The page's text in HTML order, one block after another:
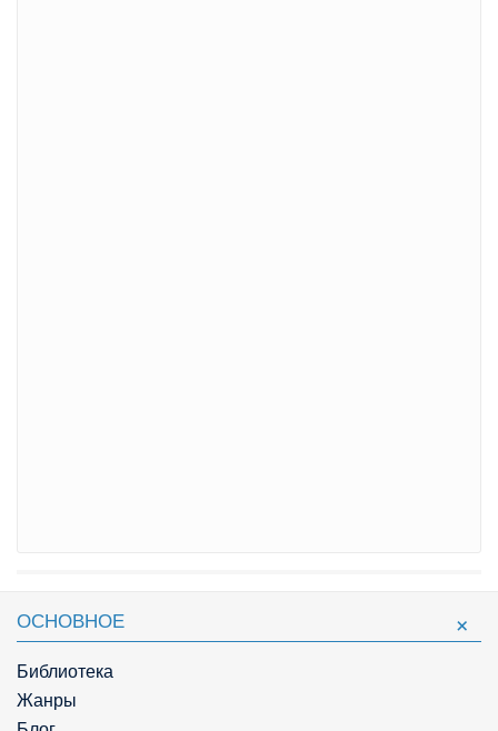
ОСНОВНОЕ
Библиотека
Жанры